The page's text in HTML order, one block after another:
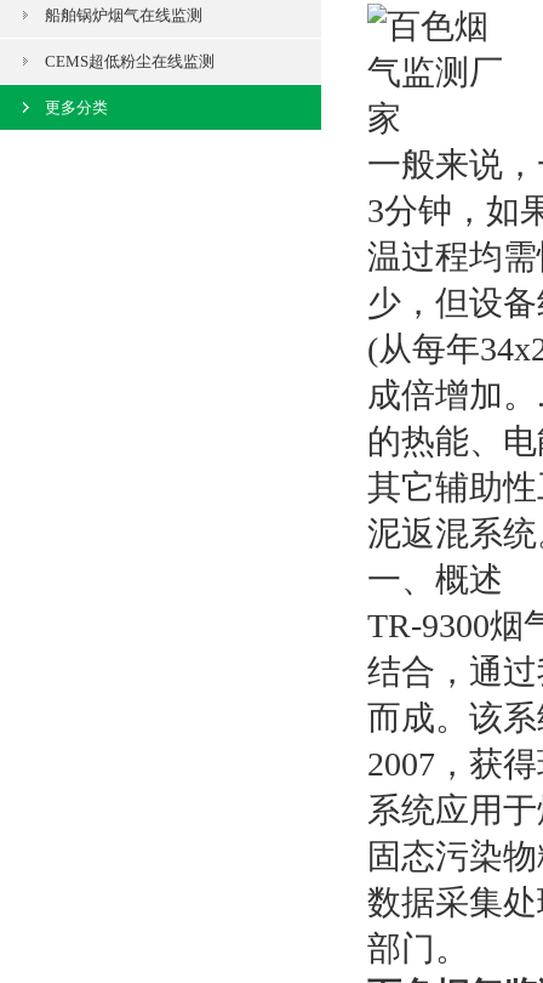
船舶锅炉烟气在线监测
CEMS超低粉尘在线监测
更多分类
一般来说
3分钟，如
温过程均
少，但设
(从每年
成倍增加
的热能、
其它辅助
泥返混系
一、概述
TR-9300烟
结合，通
而成。该
2007，获
系统应用
固态污染
数据采集
部门。